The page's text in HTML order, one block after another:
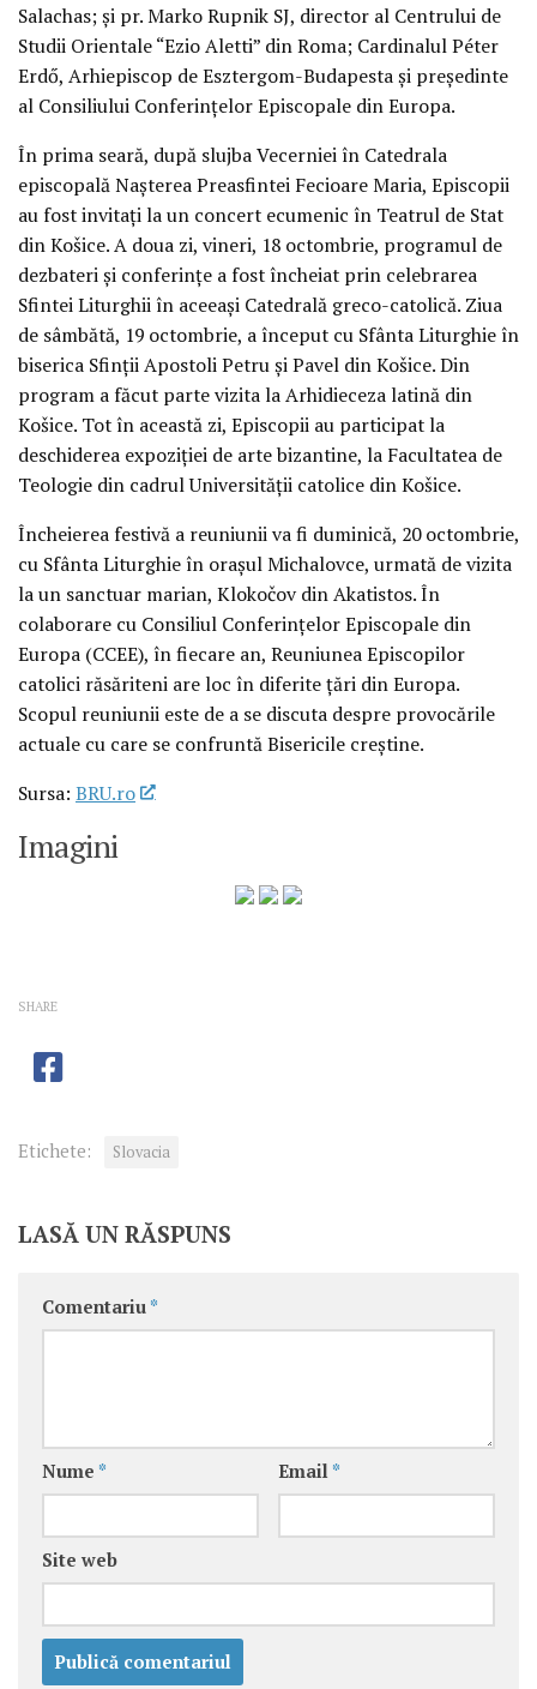
Salachas; şi pr. Marko Rupnik SJ, director al Centrului de
Studii Orientale “Ezio Aletti” din Roma; Cardinalul Péter
Erdő, Arhiepiscop de Esztergom-Budapesta şi preşedinte
al Consiliului Conferinţelor Episcopale din Europa.
În prima seară, după slujba Vecerniei în Catedrala
episcopală Naşterea Preasfintei Fecioare Maria, Episcopii
au fost invitaţi la un concert ecumenic în Teatrul de Stat
din Košice. A doua zi, vineri, 18 octombrie, programul de
dezbateri şi conferinţe a fost încheiat prin celebrarea
Sfintei Liturghii în aceeaşi Catedrală greco-catolică. Ziua
de sâmbătă, 19 octombrie, a început cu Sfânta Liturghie în
biserica Sfinţii Apostoli Petru şi Pavel din Košice. Din
program a făcut parte vizita la Arhidieceza latină din
Košice. Tot în această zi, Episcopii au participat la
deschiderea expoziţiei de arte bizantine, la Facultatea de
Teologie din cadrul Universităţii catolice din Košice.
Încheierea festivă a reuniunii va fi duminică, 20 octombrie,
cu Sfânta Liturghie în oraşul Michalovce, urmată de vizita
la un sanctuar marian, Klokočov din Akatistos. În
colaborare cu Consiliul Conferinţelor Episcopale din
Europa (CCEE), în fiecare an, Reuniunea Episcopilor
catolici răsăriteni are loc în diferite ţări din Europa.
Scopul reuniunii este de a se discuta despre provocările
actuale cu care se confruntă Bisericile creştine.
Sursa: BRU.ro
Imagini
SHARE
Etichete: Slovacia
LASĂ UN RĂSPUNS
Comentariu *
Nume * Email *
Site web